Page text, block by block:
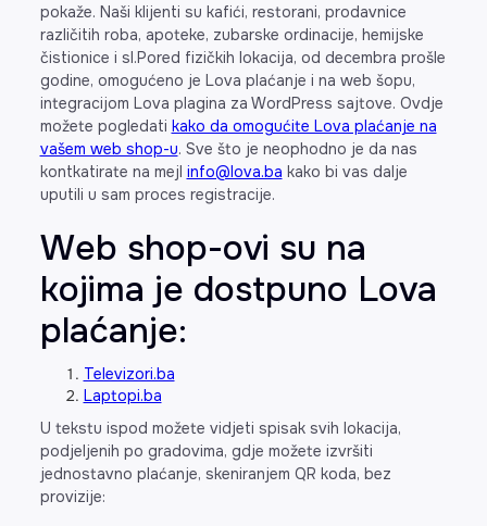
pokaže. Naši klijenti su kafići, restorani, prodavnice
različitih roba, apoteke, zubarske ordinacije, hemijske
čistionice i sl.Pored fizičkih lokacija, od decembra prošle
godine, omogućeno je Lova plaćanje i na web šopu,
integracijom Lova plagina za WordPress sajtove. Ovdje
možete pogledati kako da omogućite Lova plaćanje na
vašem web shop-u. Sve što je neophodno je da nas
kontkatirate na mejl info@lova.ba kako bi vas dalje
uputili u sam proces registracije.
Web shop-ovi su na
kojima je dostpuno Lova
plaćanje:
Televizori.ba
Laptopi.ba
U tekstu ispod možete vidjeti spisak svih lokacija,
podjeljenih po gradovima, gdje možete izvršiti
jednostavno plaćanje, skeniranjem QR koda, bez
provizije: